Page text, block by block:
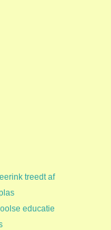
treedt af
educatie